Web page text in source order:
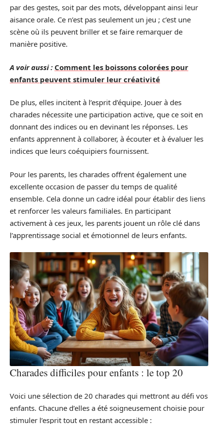
par des gestes, soit par des mots, développant ainsi leur
aisance orale. Ce n’est pas seulement un jeu ; c’est une
scène où ils peuvent briller et se faire remarquer de
manière positive.
A voir aussi : Comment les boissons colorées pour
enfants peuvent stimuler leur créativité
De plus, elles incitent à l’esprit d’équipe. Jouer à des
charades nécessite une participation active, que ce soit en
donnant des indices ou en devinant les réponses. Les
enfants apprennent à collaborer, à écouter et à évaluer les
indices que leurs coéquipiers fournissent.
Pour les parents, les charades offrent également une
excellente occasion de passer du temps de qualité
ensemble. Cela donne un cadre idéal pour établir des liens
et renforcer les valeurs familiales. En participant
activement à ces jeux, les parents jouent un rôle clé dans
l’apprentissage social et émotionnel de leurs enfants.
Charades difficiles pour enfants : le top 20
Voici une sélection de 20 charades qui mettront au défi vos
enfants. Chacune d’elles a été soigneusement choisie pour
stimuler l’esprit tout en restant accessible :